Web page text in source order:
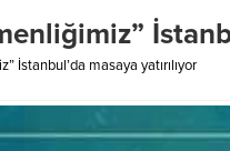
İstanbul’da masaya yatırılıyor